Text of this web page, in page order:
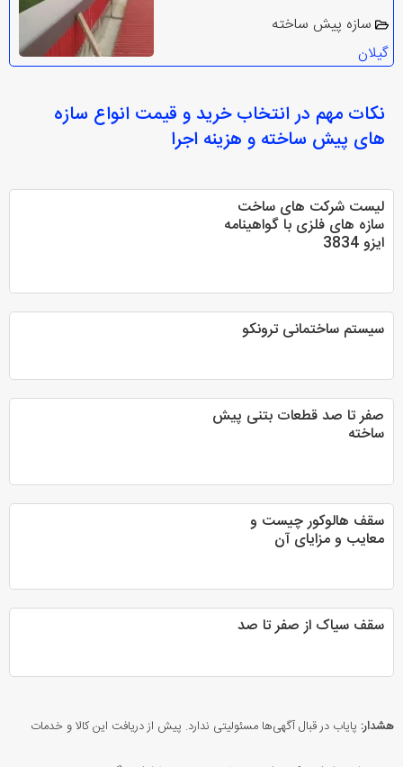
سازه پیش ساخته
گیلان
نکات مهم در انتخابخرید و قیمت انواع سازه
های پیش ساخته و هزینه اجرا
ليست شرکت های ساخت
سازه های فلزی با گواهينامه
ايزو 3834
سیستم ساختمانی ترونکو
صفر تا صد قطعات بتنی پیش
ساخته
سقف هالوکور چیست و
معایب و مزایای آن
سقف سیاک از صفر تا صد
هشدار: پایاب در قبال آگهی‌ها مسئولیتی ندارد. پیش از دریافت این کالا و خدمات